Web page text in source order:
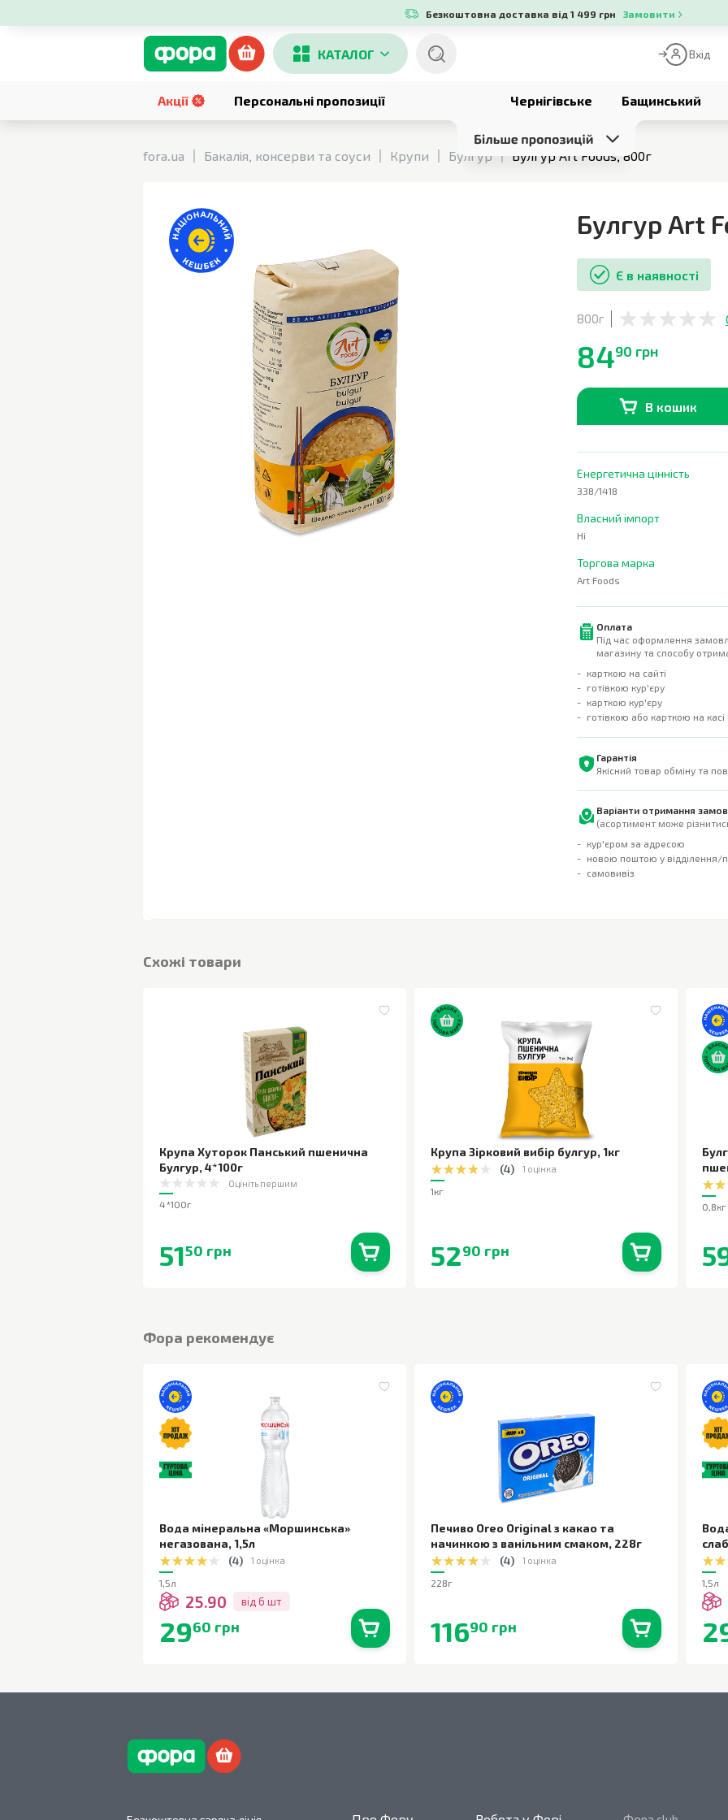
Безкоштовна доставка від 1 499 грн Замовити
КАТАЛОГ Вхід
Акції Персональні пропозиції Чернігівське Бащинський
fora.ua
Бакалія, консерви та соуси Крупи Булгур Булгур Art Foods, 800г
Булгур Art
Є в наявності
800г
8490 грн
В кошик
Енергетична цінність
338/1418
Власний імпорт
Ні
Торгова марка
Art Foods
Оплата
Під час оформлення
магазину та способу
карткою на сайті
готівкою кур'єру
карткою кур'єру
готівкою або карткою на
Гарантія
Якісний товар обміну та
Варіанти отримання
(асортимент може
кур'єром за адресою
новою поштою у відділення/
самовивіз
Cхожі товари
Крупа Хуторок Панський пшенична
Булгур, 4*100г
Оцініть першим
4*100г
5150 грн
Крупа Зірковий вибір булгур, 1кг
(4) 1 оцінка
1кг
5290 грн
0,8кг
Фора рекомендує
Вода мінеральна «Моршинська»
негазована, 1,5л
(4) 1 оцінка
1,5л
25.90 від 6 шт
2960 грн
Печиво Oreo Original з какао та
начинкою з ванільним смаком, 228г
(4) 1 оцінка
228г
11690 грн
1,5л